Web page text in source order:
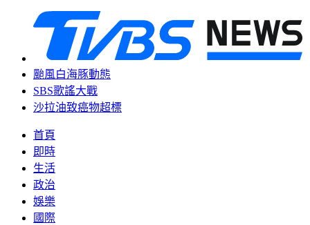
颱風白海豚動態
SBS歌謠大戰
沙拉油致癌物超標
首頁
即時
生活
政治
娛樂
國際